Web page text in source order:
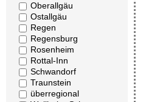
Oberallgäu
Ostallgäu
Regen
Regensburg
Rosenheim
Rottal-Inn
Schwandorf
Traunstein
überregional